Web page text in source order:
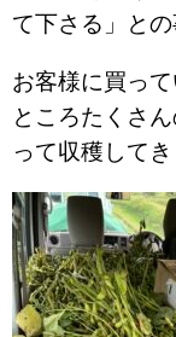
て下さる」との
お客様に買っ
ところたくさ
って収穫してき